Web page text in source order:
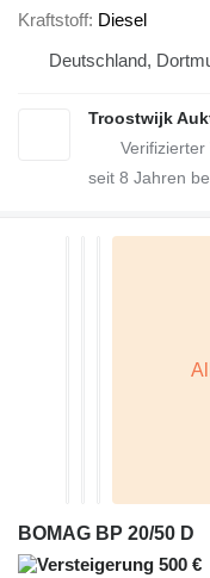
Kraftstoff Diesel
Deutschland,
Troostwijk
seit 8 Jahren
BOMAG BP 20/50 D
500 €